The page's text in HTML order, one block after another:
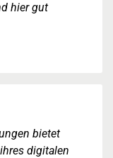
hier gut
bietet
digitalen